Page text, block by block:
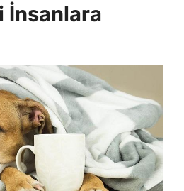
İnsanlara